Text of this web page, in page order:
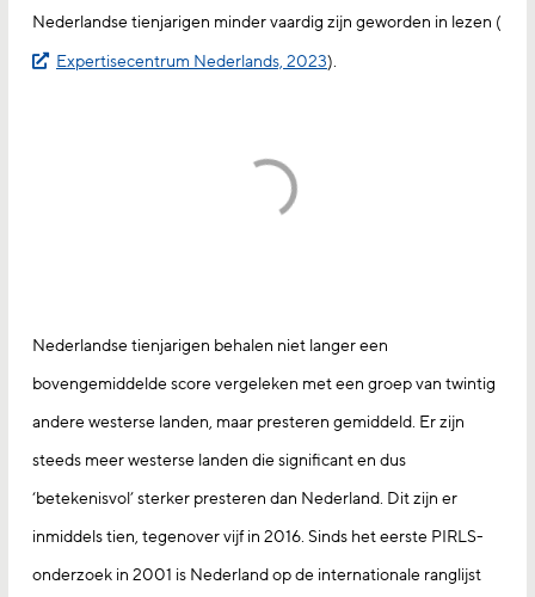
Nederlandse tienjarigen minder vaardig zijn geworden in lezen (
Expertisecentrum Nederlands, 2023).
Nederlandse tienjarigen behalen niet langer een
bovengemiddelde score vergeleken met een groep van twintig
andere westerse landen, maar presteren gemiddeld. Er zijn
steeds meer westerse landen die significant en dus
‘betekenisvol’ sterker presteren dan Nederland. Dit zijn er
inmiddels tien, tegenover vijf in 2016. Sinds het eerste PIRLS-
onderzoek in 2001 is Nederland op de internationale ranglijst